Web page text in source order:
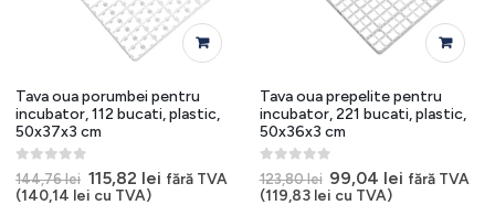
Tava oua porumbei pentru
incubator, 112 bucati, plastic,
50x37x3 cm
0 out of 5
144,76lei Prețul
inițial
115,82 leiPrețul
fără TVA
(140,14 lei cu TVA)
Tava oua prepelite pentru
incubator, 221 bucati, plastic,
50x36x3 cm
0out of 5
123,80lei Prețul
inițial
99,04 lei Prețul
fără TVA
(119,83 lei cu TVA)